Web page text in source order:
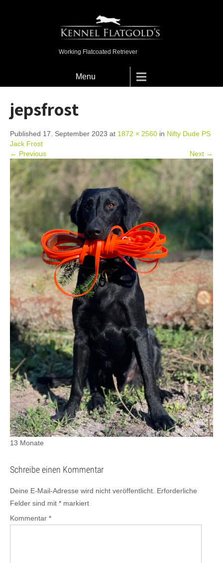
Working Flatcoated Retriever
Menu
jepsfrost
Published 17. September 2023 at 1872 × 2560 in Nifty Dude PS
Jack Frost
← Previous
Next →
13 Monate
Schreibe einen Kommentar
Deine E-Mail-Adresse wird nicht veröffentlicht. Erforderliche
Felder sind mit * markiert
Kommentar *